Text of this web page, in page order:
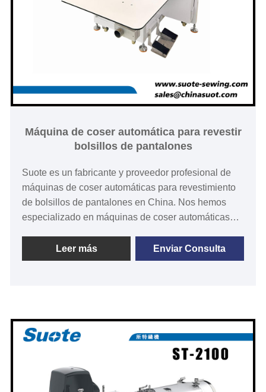
Máquina de coser automática para revestir
bolsillos de pantalones
Suote es un fabricante y proveedor profesional de
máquinas de coser automáticas para revestimiento
de bolsillos de pantalones en China. Nos hemos
especializado en máquinas de coser automáticas
durante más de 20 años. Suote cuenta con
tecnología profesional, sistema de servicio perfecto
especificaciones del producto para ayudarlo a
comprender mejor la máquina que se adapta a sus
Leer más Enviar Consulta